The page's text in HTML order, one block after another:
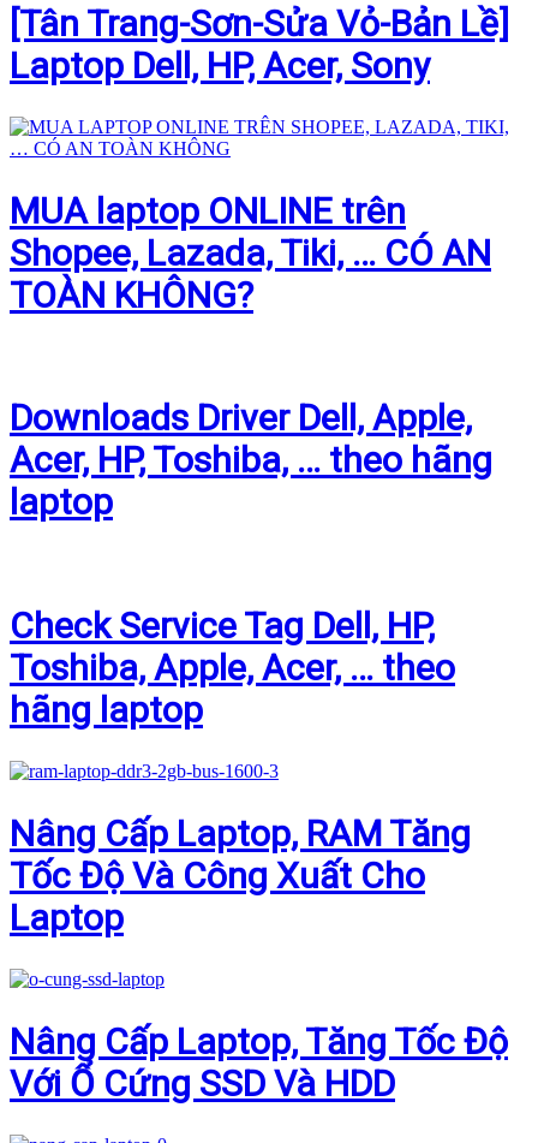
[Tân Trang-Sơn-Sửa Vỏ-Bản Lề]
Laptop Dell, HP, Acer, Sony
MUA laptop ONLINE trên
Shopee, Lazada, Tiki, … CÓ AN
TOÀN KHÔNG?
Downloads Driver Dell, Apple,
Acer, HP, Toshiba, … theo hãng
laptop
Check Service Tag Dell, HP,
Toshiba, Apple, Acer, … theo
hãng laptop
Nâng Cấp Laptop, RAM Tăng
Tốc Độ Và Công Xuất Cho
Laptop
Nâng Cấp Laptop, Tăng Tốc Độ
Với Ổ Cứng SSD Và HDD